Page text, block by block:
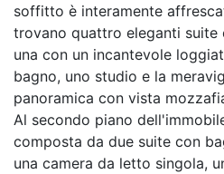
soffitto è interamente
trovano quattro eleganti suite
una con un incantevole
bagno, uno studio e la
panoramica con vista
Al secondo piano
composta da due suite con
una camera da letto singola,